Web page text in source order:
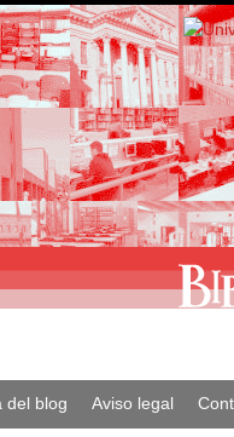
del blog Aviso legal